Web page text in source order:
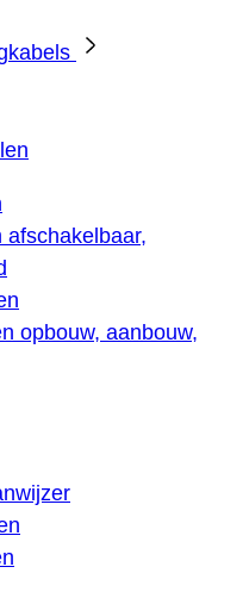
afschakelbaar,
opbouw, aanbouw,